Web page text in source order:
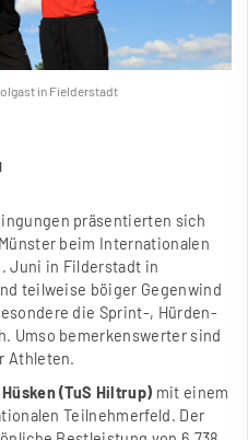
in Fielderstadt
präsentierten sich
beim Internationalen
Juni in Filderstadt in
teilweise böiger Gegenwind
die Sprint-, Hürden-
Umso bemerkenswerter sind
Athleten.
(TuS Hiltrup) mit einem
Teilnehmerfeld. Der